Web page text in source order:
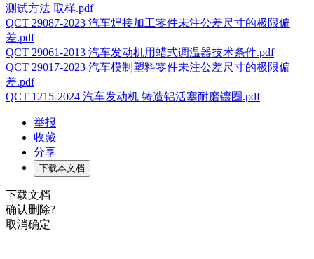
测试方法 取样.pdf
QCT 29087-2023 汽车焊接加工零件未注公差尺寸的极限偏
差.pdf
QCT 29061-2013 汽车发动机用蜡式调温器技术条件.pdf
QCT 29017-2023 汽车模制塑料零件未注公差尺寸的极限偏
差.pdf
QCT 1215-2024 汽车发动机 铸造铝活塞耐磨镶圈.pdf
举报
收藏
分享
下载本文档
下载文档
确认删除?
取消确定